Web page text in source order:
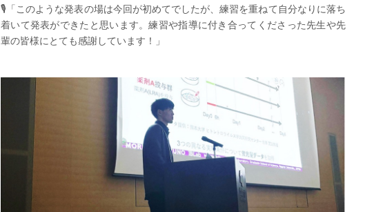
🎙️「このような発表の場は今回が初めてでしたが、練習を重ねて自分なりに落ち
着いて発表ができたと思います。練習や指導に付き合ってくださった先生や先
輩の皆様にとても感謝しています！」